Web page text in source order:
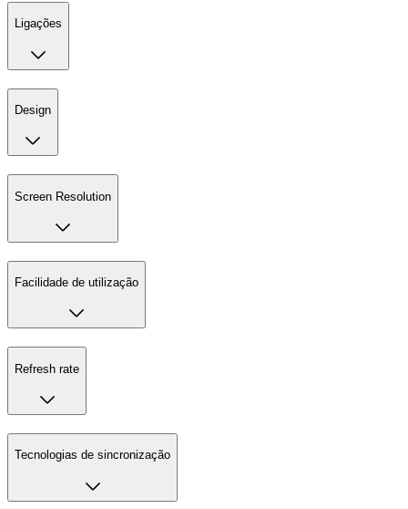
Ligações
Design
Screen Resolution
Facilidade de utilização
Refresh rate
Tecnologias de sincronização